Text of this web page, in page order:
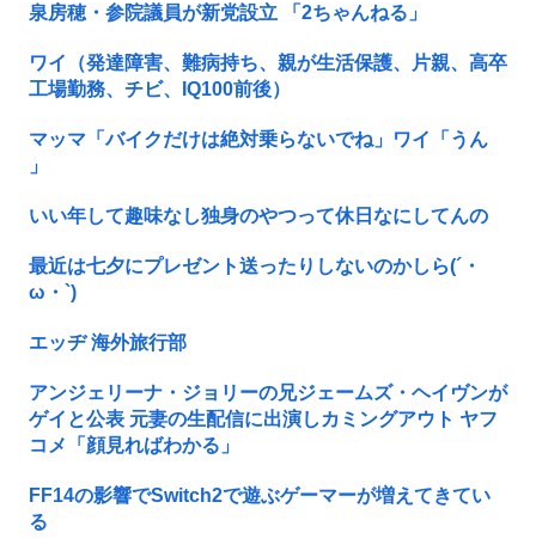
泉房穂・参院議員が新党設立 「2ちゃんねる」
ワイ（発達障害、難病持ち、親が生活保護、片親、高卒
工場勤務、チビ、IQ100前後）
マッマ「バイクだけは絶対乗らないでね」ワイ「うん
」
いい年して趣味なし独身のやつって休日なにしてんの
最近は七夕にプレゼント送ったりしないのかしら(´・
ω・`)
エッヂ 海外旅行部
アンジェリーナ・ジョリーの兄ジェームズ・ヘイヴンが
ゲイと公表 元妻の生配信に出演しカミングアウト ヤフ
コメ「顔見ればわかる」
FF14の影響でSwitch2で遊ぶゲーマーが増えてきてい
る